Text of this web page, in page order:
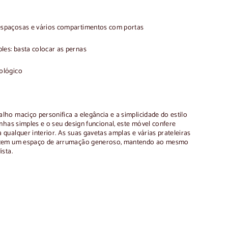
e vários compartimentos com portas
basta colocar as pernas
maciço personifica a elegância e a simplicidade do estilo
simples e o seu design funcional, este móvel confere
interior. As suas gavetas amplas e várias prateleiras
um espaço de arrumação generoso, mantendo ao mesmo